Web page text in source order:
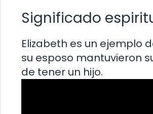
Significado
Elizabeth es un ejemplo
su esposo mantuvieron
de tener un hijo.